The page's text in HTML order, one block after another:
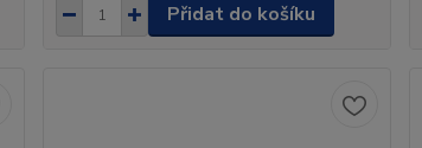
Přidat do košíku